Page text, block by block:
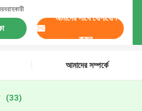
আমাদের সাথে যোগাযোগ
করুন
আমাদের সম্পর্কে
(33)